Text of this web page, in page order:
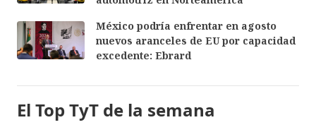
México podría enfrentar en agosto
nuevos aranceles de EU por capacidad
excedente: Ebrard
El Top TyT de la semana